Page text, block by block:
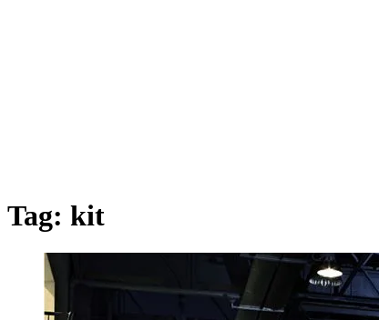
Tag: kit